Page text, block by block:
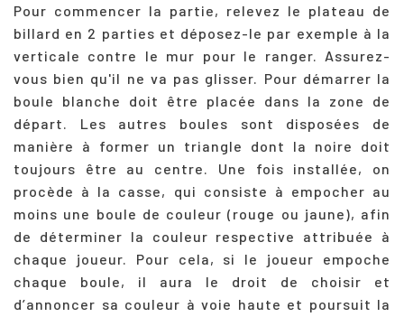
Pour commencer la partie, relevez le plateau de
billard en 2 parties et déposez-le par exemple à la
verticale contre le mur pour le ranger. Assurez-
vous bien qu'il ne va pas glisser. Pour démarrer la
boule blanche doit être placée dans la zone de
départ. Les autres boules sont disposées de
manière à former un triangle dont la noire doit
toujours être au centre. Une fois installée, on
procède à la casse, qui consiste à empocher au
moins une boule de couleur (rouge ou jaune), afin
de déterminer la couleur respective attribuée à
chaque joueur. Pour cela, si le joueur empoche
chaque boule, il aura le droit de choisir et
d’annoncer sa couleur à voie haute et poursuit la